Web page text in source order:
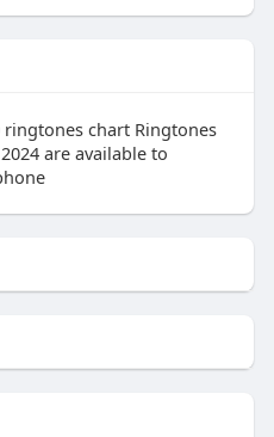
chart Ringtones
are available to